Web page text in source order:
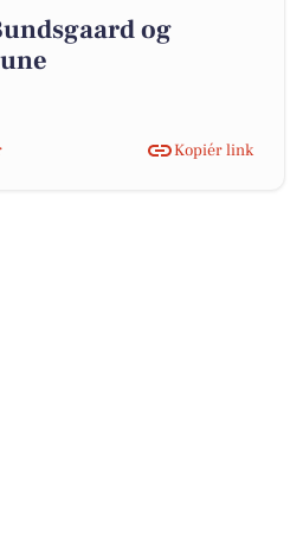
og
Kopiér link